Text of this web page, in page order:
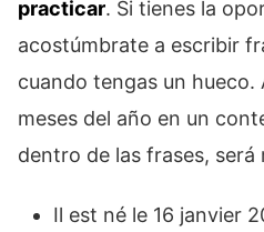
practicar. Si tienes la
acostúmbrate a escribir
cuando tengas un hueco.
meses del año en un
dentro de las frases, será
Il est né le 16 janvier